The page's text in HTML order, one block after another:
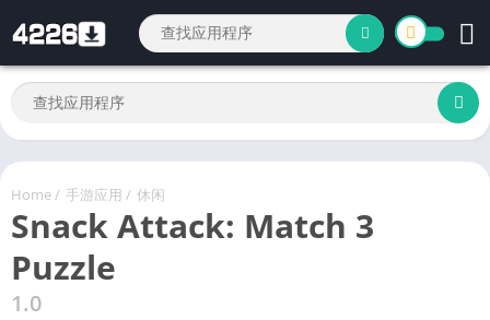
Home/ 手游应用 / 休闲
Snack Attack: Match 3
Puzzle
1.0